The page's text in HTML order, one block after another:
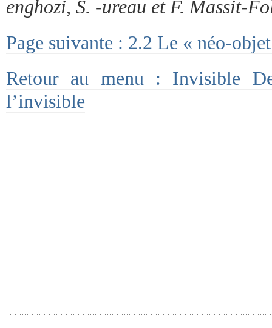
enghozi, S. -ureau et F. Massit-
Page suivante : 2.2 Le « néo-
Retour au menu : Invisible
l’invisible